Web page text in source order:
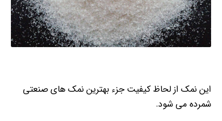
این نمک از لحاظ کیفیت جزء بهترین نمک های صنعتی
شمرده می شود.